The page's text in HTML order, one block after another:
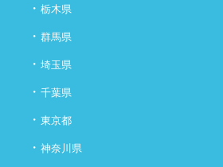
・ 栃木県
・ 群馬県
・ 埼玉県
・ 千葉県
・ 東京都
・ 神奈川県